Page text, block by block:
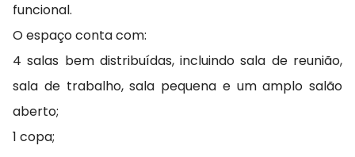
funcional.
O espaço conta com:
4 salas bem distribuídas, incluindo sala de reunião,
sala de trabalho, sala pequena e um amplo salão
aberto;
1 copa;